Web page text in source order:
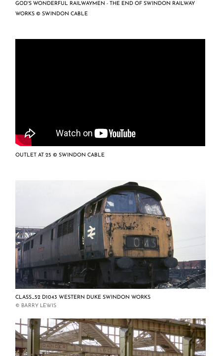
GOD'S WONDERFUL RAILWAYMEN - THE END OF SWINDON RAILWAY
WORKS © SWINDON CABLE
OUTLET AT 25 © SWINDON CABLE
CLASS_52 D1043 WESTERN DUKE SWINDON WORKS
© BARRY LEWIS